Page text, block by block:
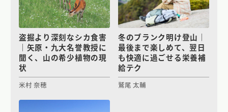
盗掘より深刻なシカ食害
｜矢原・九大名誉教授に
聞く、山の希少植物の現
状
米村 奈穂
冬のブランク明け登山｜
最後まで楽しめて、翌日
も快適に過ごせる栄養補
給テク
鷲尾 太輔